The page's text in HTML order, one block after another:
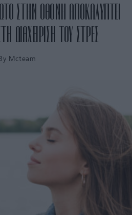
ΣΤΗΝ ΟΘΟΝΗ ΑΠΟΚΑΛΥΠΤΕΙ
ΔΙΑΧΕΙΡΙΣΗ ΤΟΥ ΣΤΡΕΣ
By Mcteam